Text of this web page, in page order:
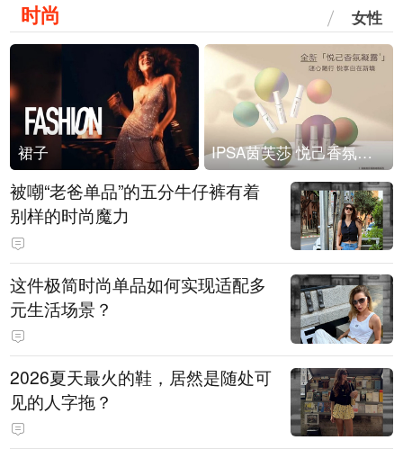
时尚 女性
裙子 IPSA茵芙莎 悦己香氛凝露上市
被嘲“老爸单品”的五分牛仔裤有着
别样的时尚魔力
这件极简时尚单品如何实现适配多
元生活场景？
2026夏天最火的鞋，居然是随处可
见的人字拖？